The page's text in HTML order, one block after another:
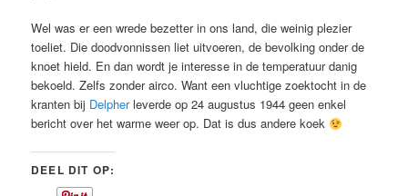
Wel was er een wrede bezetter in ons land, die weinig plezier
toeliet. Die doodvonnissen liet uitvoeren, de bevolking onder de
knoet hield. En dan wordt je interesse in de temperatuur danig
bekoeld. Zelfs zonder airco. Want een vluchtige zoektocht in de
kranten bij Delpherleverde op 24 augustus 1944 geen enkel
bericht over het warme weer op. Dat is dus andere koek
DEEL DIT OP: